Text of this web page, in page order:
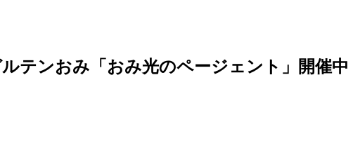
テンおみ「おみ光のページェント」開催中